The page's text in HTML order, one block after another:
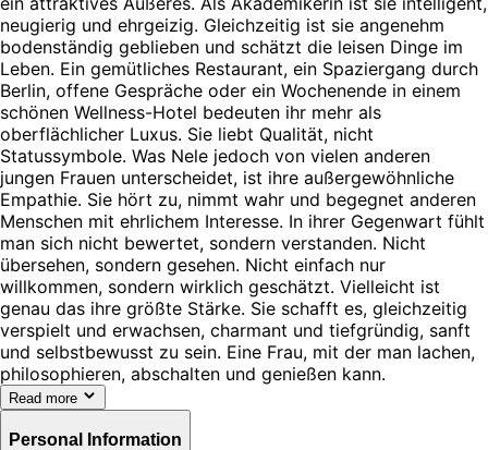
neugierig und ehrgeizig. Gleichzeitig ist sie angenehm
bodenständig geblieben und schätzt die leisen Dinge im
Leben. Ein gemütliches Restaurant, ein Spaziergang durch
Berlin, offene Gespräche oder ein Wochenende in einem
schönen Wellness-Hotel bedeuten ihr mehr als
oberflächlicher Luxus. Sie liebt Qualität, nicht
Statussymbole. Was Nele jedoch von vielen anderen
jungen Frauen unterscheidet, ist ihre außergewöhnliche
Empathie. Sie hört zu, nimmt wahr und begegnet anderen
Menschen mit ehrlichem Interesse. In ihrer Gegenwart fühlt
man sich nicht bewertet, sondern verstanden. Nicht
übersehen, sondern gesehen. Nicht einfach nur
willkommen, sondern wirklich geschätzt. Vielleicht ist
genau das ihre größte Stärke. Sie schafft es, gleichzeitig
verspielt und erwachsen, charmant und tiefgründig, sanft
und selbstbewusst zu sein. Eine Frau, mit der man lachen,
philosophieren, abschalten und genießen kann.
Read more
Personal Information